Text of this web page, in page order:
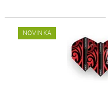
NOVINKA